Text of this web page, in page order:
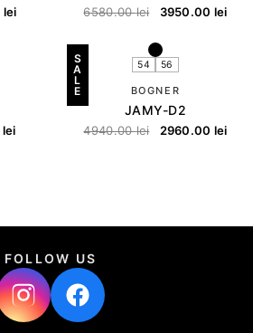
lei 6580.00lei 3950.00 lei
lei
S
A
L
E
54 56
BOGNER
JAMY-D2
4940.00lei 2960.00 lei
FOLLOW US